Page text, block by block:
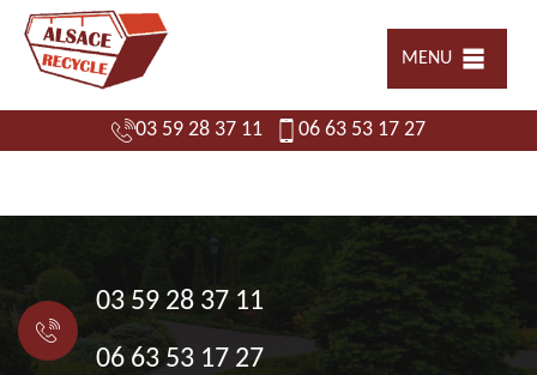
MENU
03 59 28 37 11 06 63 53 17 27
03 59 28 37 11
06 63 53 17 27